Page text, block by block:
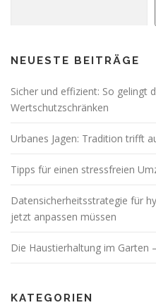
NEUESTE BEITRÄGE
Sicher und effizient: So gelingt
Wertschutzschränken
Urbanes Jagen: Tradition trifft
Tipps für einen stressfreien
Datensicherheitsstrategie für
jetzt anpassen müssen
Die Haustierhaltung im Garten
KATEGORIEN